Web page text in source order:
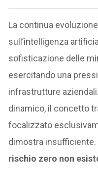
La continua
sull’intelligenza
sofisticazione delle
esercitando una
infrastrutture
dinamico, il concetto
focalizzato
dimostra insufficiente.
rischio zero non